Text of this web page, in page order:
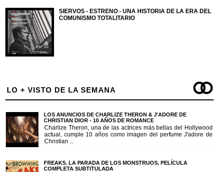
SIERVOS - ESTRENO - UNA HISTORIA DE LA ERA DEL
COMUNISMO TOTALITARIO
LO + VISTO DE LA SEMANA
LOS ANUNCIOS DE CHARLIZE THERON & J'ADORE DE
CHRISTIAN DIOR - 10 AÑOS DE ROMANCE
Charlize Theron, una de las actrices más bellas del Hollywood
actual, cumple 10 años como imagen del perfume J'adore de
Christian ...
FREAKS. LA PARADA DE LOS MONSTRUOS. PELÍCULA
COMPLETA SUBTITULADA